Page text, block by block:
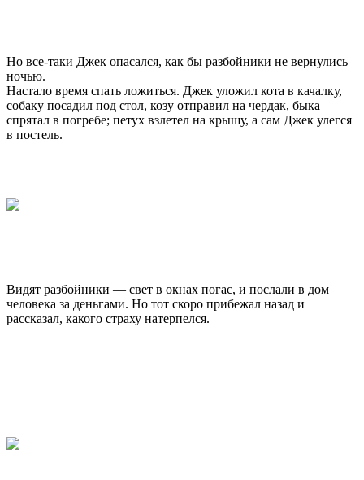
Но все-таки Джек опасался, как бы разбойники не вернулись
ночью.
Настало время спать ложиться. Джек уложил кота в качалку,
собаку посадил под стол, козу отправил на чердак, быка
спрятал в погребе; петух взлетел на крышу, а сам Джек улегся
в постель.
Видят разбойники — свет в окнах погас, и послали в дом
человека за деньгами. Но тот скоро прибежал назад и
рассказал, какого страху натерпелся.